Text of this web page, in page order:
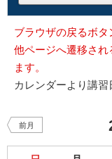
ブラウザの戻るボタ
他ページへ遷移され
ます。
カレンダーより講習
前月